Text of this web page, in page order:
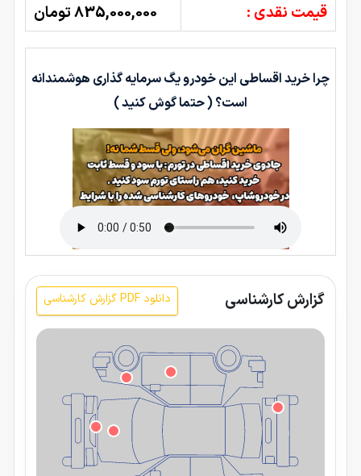
قیمت نقدی : 835,000,000 تومان
چرا خرید اقساطی این خودرو یگ سرمایه گذاری هوشمندانه
است؟ ( حتما گوش کنید )
گزارش کارشناسی دانلود PDF گزارش کارشناسی